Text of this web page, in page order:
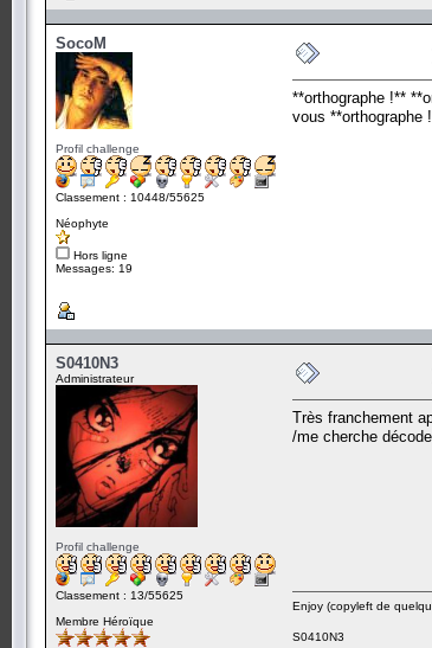
SocoM
Profil challenge
Classement : 10448/55625
Néophyte
Hors ligne
Messages: 19
**orthographe !**
vous **orthographe
S0410N3
Administrateur
Profil challenge
Classement : 13/55625
Membre Héroïque
Très franchement
/me cherche
Enjoy (copyleft de
S0410N3